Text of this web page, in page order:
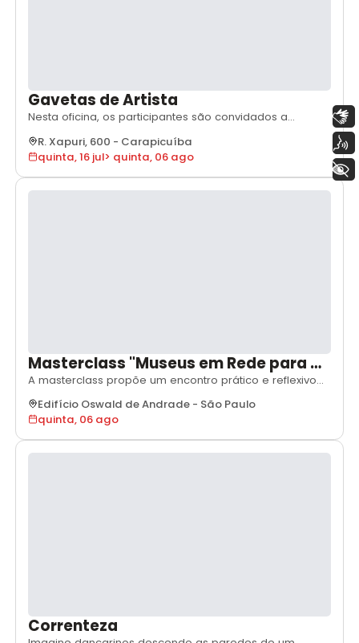
Gavetas de Artista
Nesta oficina, os participantes são convidados a
construção de um gaveteiro que pode ser utilizado
para diversas finalidades, instalado diretamente na
parede com o sistema de “mão amiga”. Nos quatro
encontros, o professor apresentará técnicas da
R. Xapuri, 600 - Carapicuíba
quinta, 16 jul> quinta, 06 ago
Masterclass "Museus em Rede para a
Transformação Sustentável"
A masterclass propõe um encontro prático e reflexivo
contribuir para a sustentabilidade em museus e
equipamentos culturais, independentemente de sua
área de atuação ou posição hierárquica. A partir de
estudos de casos, trocas de experiências e exe
Edifício Oswald de Andrade- São Paulo
quinta, 06 ago
Correnteza
Libras